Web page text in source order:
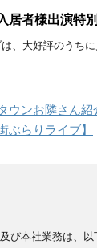
者様出演特別
、大好評のうち
ンお隣さん紹
らりライブ】
び本社業務は、